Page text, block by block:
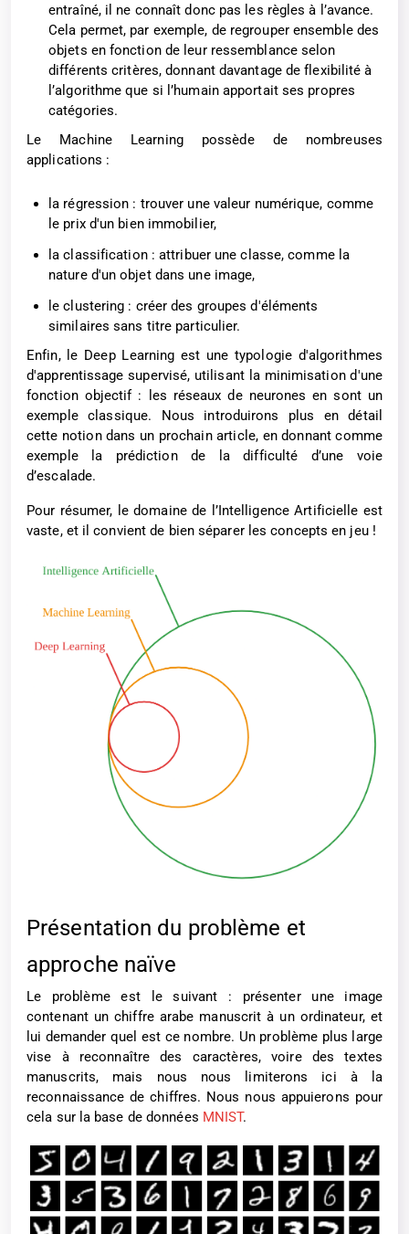
entraîné, il ne connaît donc pas les règles à l’avance.
Cela permet, par exemple, de regrouper ensemble des
objets en fonction de leur ressemblance selon
différents critères, donnant davantage de flexibilité à
l’algorithme que si l’humain apportait ses propres
catégories.
Le Machine Learning possède de nombreuses
applications :
la régression : trouver une valeur numérique, comme
le prix d'un bien immobilier,
la classification : attribuer une classe, comme la
nature d'un objet dans une image,
le clustering : créer des groupes d'éléments
similaires sans titre particulier.
Enfin, le Deep Learning est une typologie d'algorithmes
d'apprentissage supervisé, utilisant la minimisation d'une
fonction objectif : les réseaux de neurones en sont un
exemple classique. Nous introduirons plus en détail
cette notion dans un prochain article, en donnant comme
exemple la prédiction de la difficulté d’une voie
d’escalade.
Pour résumer, le domaine de l’Intelligence Artificielle est
vaste, et il convient de bien séparer les concepts en jeu !
Présentation du problème et
approche naïve
Le problème est le suivant : présenter une image
contenant un chiffre arabe manuscrit à un ordinateur, et
lui demander quel est ce nombre. Un problème plus large
vise à reconnaître des caractères, voire des textes
manuscrits, mais nous nous limiterons ici à la
reconnaissance de chiffres. Nous nous appuierons pour
cela sur la base de données MNIST.